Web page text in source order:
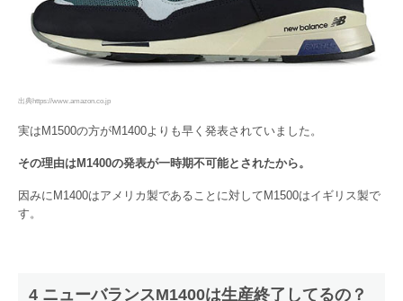
出典https://www.amazon.co.jp
実はM1500の方がM1400よりも早く発表されていました。
その理由はM1400の発表が一時期不可能とされたから。
因みにM1400はアメリカ製であることに対してM1500はイギリス製で
す。
4 ニューバランスM1400は生産終了してるの？